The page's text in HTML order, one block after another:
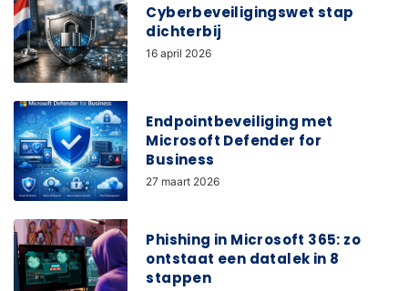
Cyberbeveiligingswet stap
dichterbij
16 april 2026
Endpointbeveiliging met
Microsoft Defender for
Business
27 maart 2026
Phishing in Microsoft 365: zo
ontstaat een datalek in 8
stappen